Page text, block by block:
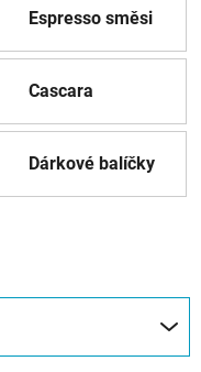
Espresso směsi
Cascara
Dárkové balíčky